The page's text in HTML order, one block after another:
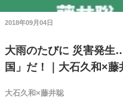
2018年09月04日
大雨のたびに 災害発
国」だ！｜大石久和×藤
大石久和×藤井聡